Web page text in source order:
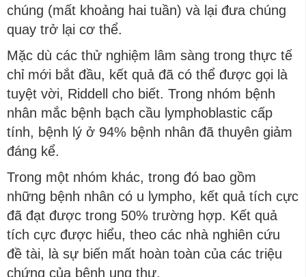
chúng (mất khoảng hai tuần) và lại đưa chúng
quay trở lại cơ thể.
Mặc dù các thử nghiệm lâm sàng trong thực tế
chỉ mới bắt đầu, kết quả đã có thể được gọi là
tuyệt vời, Riddell cho biết. Trong nhóm bệnh
nhân mắc bệnh bạch cầu lymphoblastic cấp
tính, bệnh lý ở 94% bệnh nhân đã thuyên giảm
đáng kể.
Trong một nhóm khác, trong đó bao gồm
những bệnh nhân có u lympho, kết quả tích cực
đã đạt được trong 50% trường hợp. Kết quả
tích cực được hiểu, theo các nhà nghiên cứu
đề tài, là sự biến mất hoàn toàn của các triệu
chứng của bệnh ung thư.